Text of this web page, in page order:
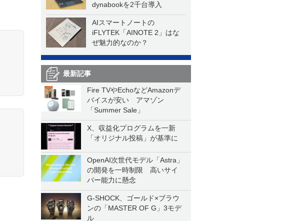
dynabookを2千台導入
AIスマートノートの
iFLYTEK「AINOTE 2」はな
ぜ魅力的なのか？
最新記事
Fire TVやEchoなどAmazonデ
バイスが安い アマゾン
「Summer Sale」
X、収益化プログラムを一新
「オリジナル投稿」が基準に
OpenAI次世代モデル「Astra」
の開発を一時制限 高いサイ
バー能力に懸念
G-SHOCK、ゴールド×ブラウ
ンの「MASTER OF G」3モデ
ル